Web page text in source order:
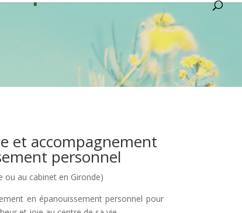
et accompagnement
personnel
ou au cabinet en Gironde)
en épanouissement personnel pour